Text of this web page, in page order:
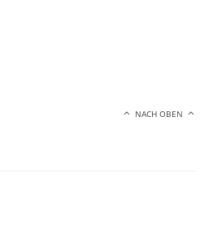
NACH OBEN